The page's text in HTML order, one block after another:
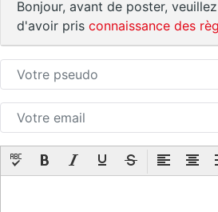
Bonjour, avant de poster,
d'avoir pris connaissance des